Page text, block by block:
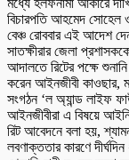
মধ্যে হলফনামা আকারে
বিচারপতি আহমেদ সোহেল
বেঞ্চ রোববার এই আদেশ
সাতক্ষীরার জেলা
আদালতে রিটের পক্ষে
করেন আইনজীবী কাওছার,
সংগঠন ‘ল অ্যান্ড লাইফ
আইনজীবীরা এ বিষয়ে
রিট আবেদনে বলা হয়,
লবণাক্ততার কারণে